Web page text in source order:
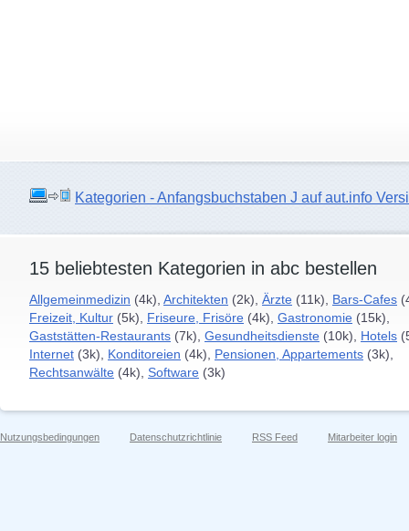
Kategorien - Anfangsbuchstaben J auf aut.info
15 beliebtesten Kategorien in abc bestellen
Allgemeinmedizin (4k), Architekten (2k), Ärzte (11k), Bars-Cafes
Freizeit, Kultur (5k), Friseure, Frisöre (4k), Gastronomie (15k),
Gaststätten-Restaurants (7k), Gesundheitsdienste (10k), Hotels
Internet (3k), Konditoreien (4k), Pensionen, Appartements (3k),
Rechtsanwälte (4k), Software (3k)
Nutzungsbedingungen Datenschutzrichtlinie RSS Feed Mitarbeiter login